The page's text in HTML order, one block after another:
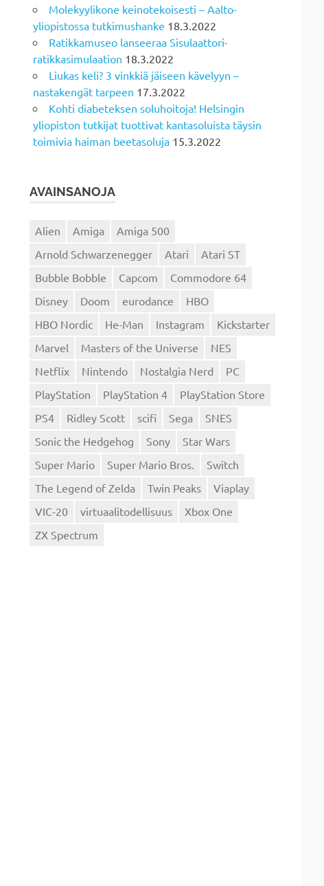
Molekyylikone keinotekoisesti – Aalto-
yliopistossa tutkimushanke 18.3.2022
Ratikkamuseo lanseeraa Sisulaattori-
ratikkasimulaation 18.3.2022
Liukas keli? 3 vinkkiä jäiseen kävelyyn –
nastakengät tarpeen 17.3.2022
Kohti diabeteksen soluhoitoja! Helsingin
yliopiston tutkijat tuottivat kantasoluista täysin
toimivia haiman beetasoluja 15.3.2022
AVAINSANOJA
Alien Amiga
Amiga 500
Arnold Schwarzenegger
Atari
Atari ST
Bubble Bobble
Capcom
Commodore 64
Disney
Doom eurodance
HBO
HBO Nordic
He-Man Instagram
Kickstarter
Marvel
Masters of the Universe
NES
Netflix
Nintendo Nostalgia Nerd
PC
PlayStation
PlayStation 4
PlayStation Store
PS4
Ridley Scott scifi Sega
SNES
Sonic the Hedgehog
Sony
Star Wars
Super Mario
Super Mario Bros.
Switch
The Legend of Zelda
Twin Peaks
Viaplay
VIC-20
virtuaalitodellisuus
Xbox One
ZX Spectrum